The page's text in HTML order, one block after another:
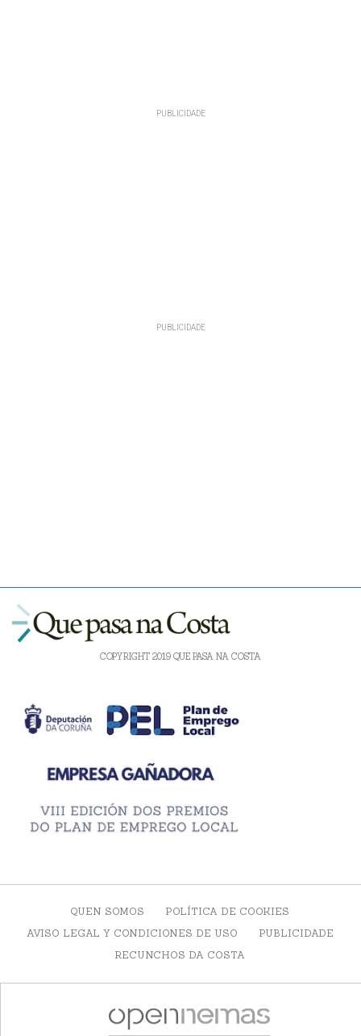
COPYRIGHT 2019 QUE PASA NA COSTA
QUEN SOMOS
POLÍTICA DE COOKIES
AVISO LEGAL Y CONDICIONES DE USO
PUBLICIDADE
RECUNCHOS DA COSTA